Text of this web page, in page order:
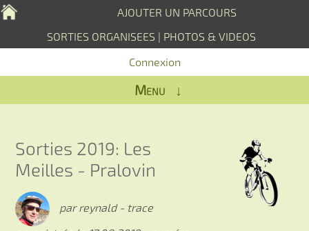
AJOUTER UN PARCOURS
SORTIES ORGANISEES | PHOTOS & VIDEOS
Connexion
Menu ↓
Sorties 2019: Les
Meilles - Pralovin
par reynald - trace